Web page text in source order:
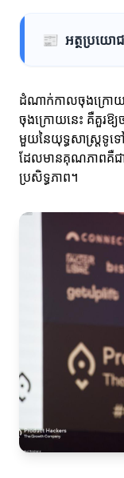
📰 អត្ថប្រយោ
ដំណាក់កាលចុងក្រោយ
ចុងក្រោយនេះ គឺគួរឱ្យច
មួយនៃយុទ្ធសាស្ត្រទូទ
ដែលមានគុណភាពគឺជា
ប្រសិទ្ធភាព។